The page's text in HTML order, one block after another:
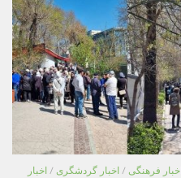
اخبار فرهنگی / اخبار گردشگری / اخبار